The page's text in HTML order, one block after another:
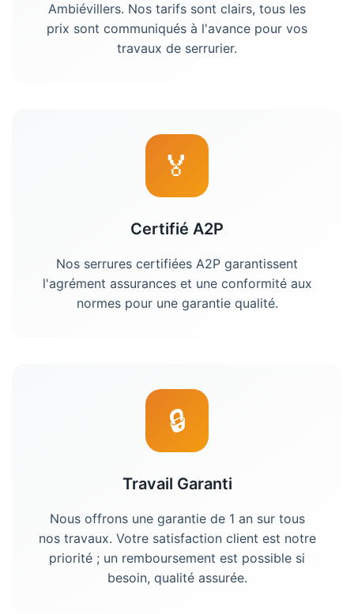
Ambiévillers. Nos tarifs sont clairs, tous les
prix sont communiqués à l'avance pour vos
travaux de serrurier.
🏅
Certifié A2P
Nos serrures certifiées A2P garantissent
l'agrément assurances et une conformité aux
normes pour une garantie qualité.
🔒
Travail Garanti
Nous offrons une garantie de 1 an sur tous
nos travaux. Votre satisfaction client est notre
priorité ; un remboursement est possible si
besoin, qualité assurée.